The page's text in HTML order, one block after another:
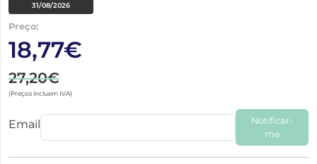
31/08/2026
Preço:
18,77€
27,20€
(Preços incluem IVA)
Email
Notificar-
me